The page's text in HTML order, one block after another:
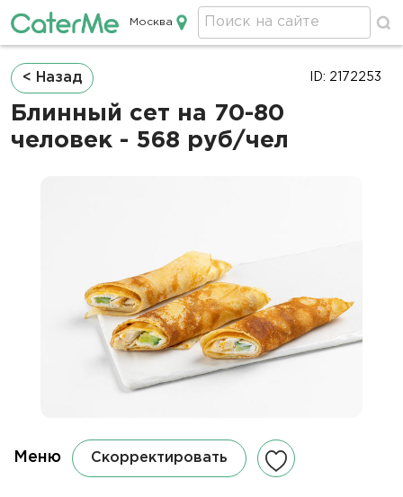
Кейтеринг в Москве
Москва
Строка
навигации
< Назад
Блинный сет на 70-80
человек - 568 руб/чел
ID: 2172253
Меню Скорректировать